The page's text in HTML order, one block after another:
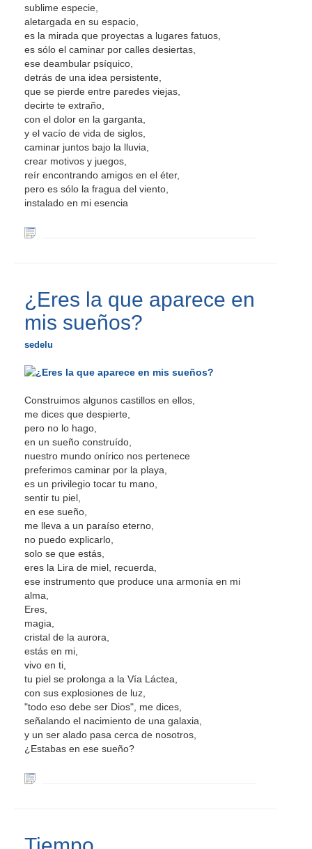
sublime especie,
aletargada en su espacio,
es la mirada que proyectas a lugares fatuos,
es sólo el caminar por calles desiertas,
ese deambular psíquico,
detrás de una idea persistente,
que se pierde entre paredes viejas,
decirte te extraño,
con el dolor en la garganta,
y el vacío de vida de siglos,
caminar juntos bajo la lluvia,
crear motivos y juegos,
reír encontrando amigos en el éter,
pero es sólo la fragua del viento,
instalado en mi esencia
¿Eres la que aparece en
mis sueños?
sedelu
Construimos algunos castillos en ellos,
me dices que despierte,
pero no lo hago,
en un sueño construído,
nuestro mundo onírico nos pertenece
preferimos caminar por la playa,
es un privilegio tocar tu mano,
sentir tu piel,
en ese sueño,
me lleva a un paraíso eterno,
no puedo explicarlo,
solo se que estás,
eres la Lira de miel, recuerda,
ese instrumento que produce una armonía en mi
alma,
Eres,
magia,
cristal de la aurora,
estás en mi,
vivo en ti,
tu piel se prolonga a la Vía Láctea,
con sus explosiones de luz,
"todo eso debe ser Dios", me dices,
señalando el nacimiento de una galaxia,
y un ser alado pasa cerca de nosotros,
¿Estabas en ese sueño?